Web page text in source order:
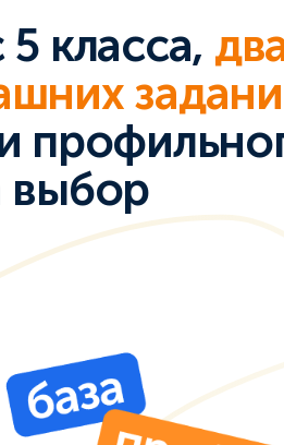
класса,
выбор